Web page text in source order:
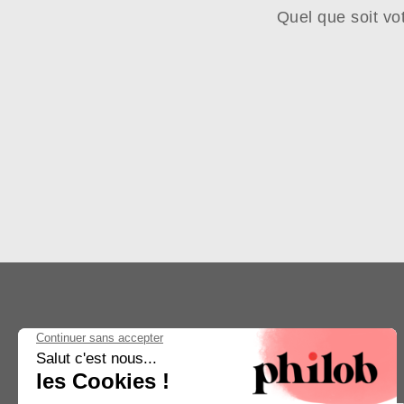
Quel que soit